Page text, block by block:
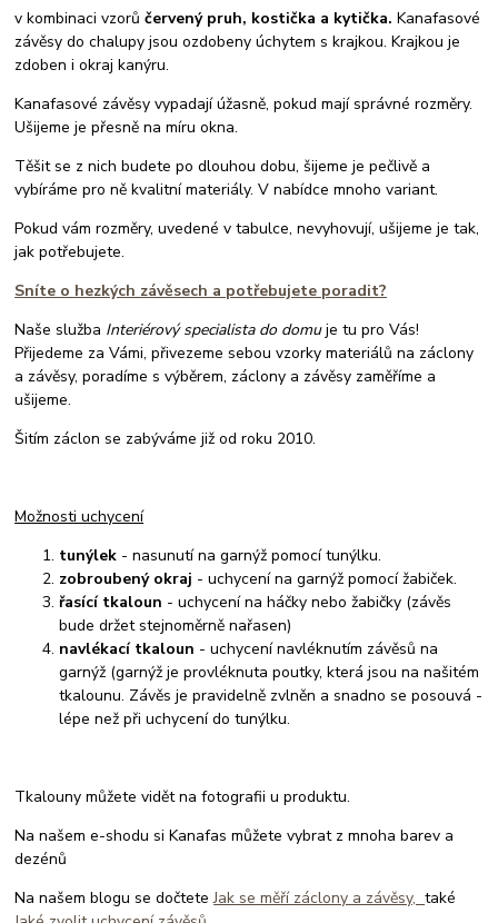
v kombinaci vzorůčervený pruh, kostička a kytička.Kanafasové
závěsy do chalupy jsou ozdobeny úchytem s krajkou. Krajkou je
zdoben i okraj kanýru.
Kanafasové závěsy vypadají úžasně, pokud mají správné rozměry.
Ušijeme je přesně na míru okna.
Těšit se z nich budete po dlouhou dobu, šijeme je pečlivě a
vybíráme pro ně kvalitní materiály. V nabídce mnoho variant.
Pokud vám rozměry, uvedené v tabulce, nevyhovují, ušijeme je tak,
jak potřebujete.
Sníte o hezkých závěsech a potřebujete poradit?
Naše služba Interiérový specialista do domuje tu pro Vás!
Přijedeme za Vámi, přivezeme sebou vzorky materiálů na záclony
a závěsy, poradíme s výběrem, záclony a závěsy zaměříme a
ušijeme.
Šitím záclon se zabýváme již od roku 2010.
Možnosti uchycení
tunýlek - nasunutí na garnýž pomocí tunýlku.
zobroubený okraj - uchycení na garnýž pomocí žabiček.
řasící tkaloun - uchycení na háčky nebo žabičky (závěs
bude držet stejnoměrně nařasen)
navlékací tkaloun - uchycení navléknutím závěsů na
garnýž (garnýž je provléknuta poutky, která jsou na našitém
tkalounu. Závěs je pravidelně zvlněn a snadno se posouvá -
lépe než při uchycení do tunýlku.
Tkalouny můžete vidět na fotografii u produktu.
Na našem e-shodu si Kanafas můžete vybrat z mnoha barev a
dezénů
Na našem blogu se dočteteJak se měří záclony a závěsy,také